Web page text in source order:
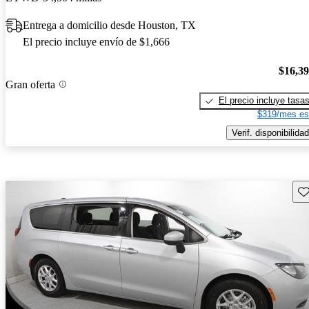
Entrega a domicilio desde Houston, TX
El precio incluye envío de $1,666
Gran oferta
El precio incluye tasas
$319/mes
Verif. disponibilidad